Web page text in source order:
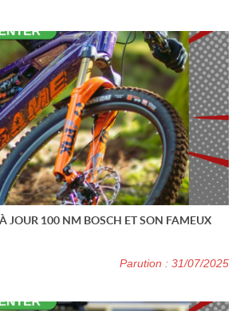
JOUR 100 NM BOSCH ET SON FAMEUX
Parution : 31/07/2025